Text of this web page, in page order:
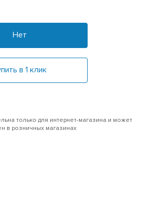
Нет
в 1 клик
только для интернет-магазина и может
в розничных магазинах